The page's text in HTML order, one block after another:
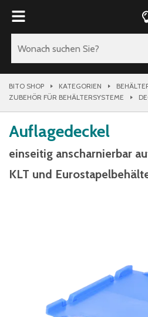
BITO SHOP KATEGORIEN
ZUBEHÖR FÜR BEHÄLTERSYSTEME
Auflagedeckel
einseitig anscharnierbar
KLT und